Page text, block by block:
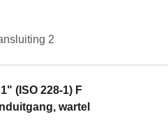
2
(ISO 228-1) F
wartel